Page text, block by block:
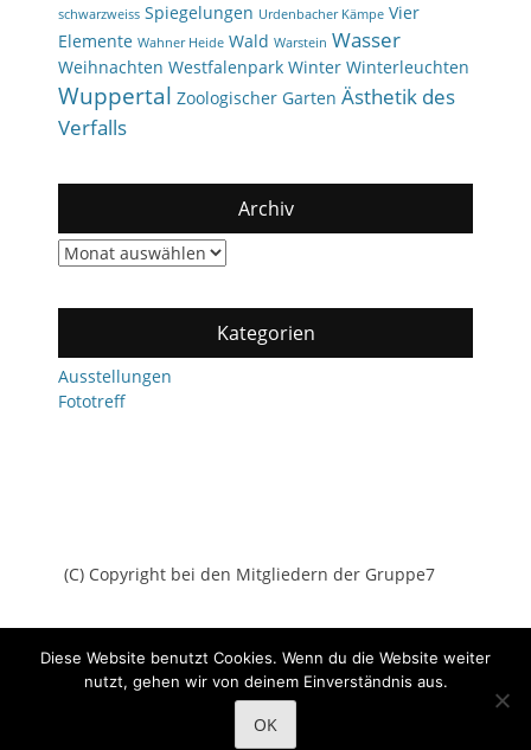
schwarzweiss Spiegelungen Urdenbacher Kämpe Vier
Elemente Wahner Heide Wald Warstein Wasser
Weihnachten Westfalenpark Winter Winterleuchten
Wuppertal Zoologischer Garten Ästhetik des
Verfalls
Archiv
Archiv
Kategorien
Ausstellungen
Fototreff
(C) Copyright bei den Mitgliedern der Gruppe7
Gruppe7All Rights Reserved.
Catch Adaptive von
Diese Website benutzt Cookies. Wenn du die Website weiter
nutzt, gehen wir von deinem Einverständnis aus.
OK